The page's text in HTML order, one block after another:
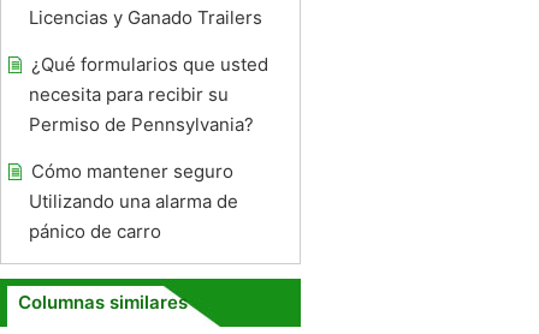
Licencias y Ganado Trailers
¿Qué formularios que usted
necesita para recibir su
Permiso de Pennsylvania?
Cómo mantener seguro
Utilizando una alarma de
pánico de carro
Columnas similares